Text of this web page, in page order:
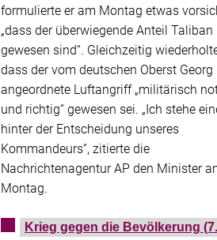
formulierte er am Montag etwas
„dass der überwiegende Anteil Taliban
gewesen sind“. Gleichzeitig
dass der vom deutschen Oberst Georg
angeordnete Luftangriff „militärisch
und richtig“ gewesen sei. „Ich stehe
hinter der Entscheidung unseres
Kommandeurs“, zitierte die
Nachrichtenagentur AP den Minister
Montag.
Krieg gegen die Bevölkerung